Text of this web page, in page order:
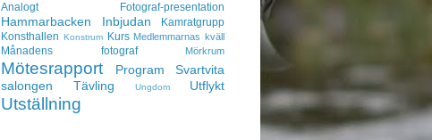
Analogt Fotograf-presentation
Hammarbacken Inbjudan
Kamratgrupp
Konsthallen Konstrum Kurs Medlemmarnas kväll
Månadens fotograf Mörkrum
Mötesrapport Program
Svartvita
salongen
Tävling Ungdom Utflykt
Utställning